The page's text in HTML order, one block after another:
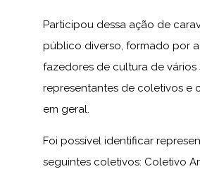
Participou dessa ação de
público diverso, formado por
fazedores de cultura de vários
representantes de coletivos e
em geral.
Foi possível identificar
seguintes coletivos: Coletivo